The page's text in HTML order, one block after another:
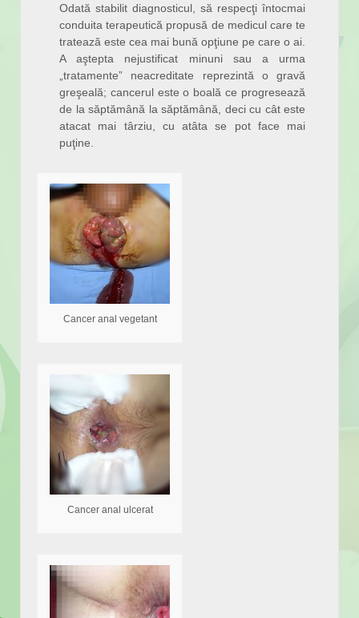
Odată stabilit diagnosticul, să respecţi întocmai
conduita terapeutică propusă de medicul care te
tratează este cea mai bună opţiune pe care o ai.
A aştepta nejustificat minuni sau a urma
„tratamente” neacreditate reprezintă o gravă
greşeală; cancerul este o boală ce progresează
de la săptămână la săptămână, deci cu cât este
atacat mai târziu, cu atâta se pot face mai
puţine.
Cancer anal vegetant
Cancer anal ulcerat